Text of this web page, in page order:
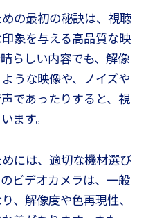
の最初の秘訣は、視聴
象を与える高品質な映
らしい内容でも、解像
うな映像や、ノイズや
であったりすると、視
ます。
には、適切な機材選び
ビデオカメラは、一般
、解像度や色再現性、